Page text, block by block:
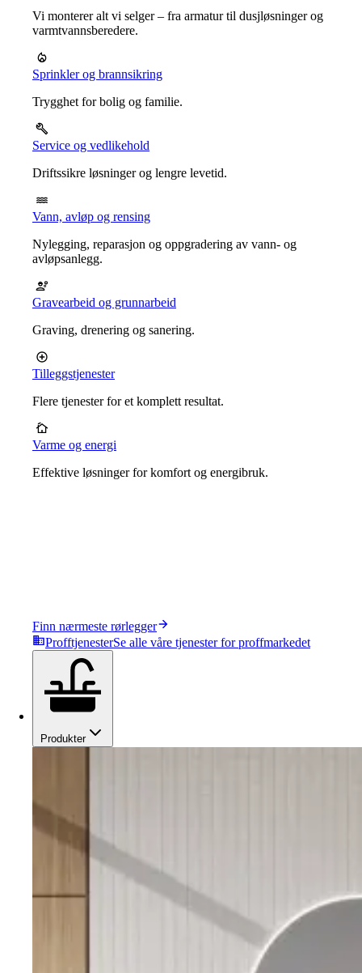
Vi monterer alt vi selger – fra armatur til dusjløsninger og
varmtvannsberedere.
Sprinkler og brannsikring
Trygghet for bolig og familie.
Service og vedlikehold
Driftssikre løsninger og lengre levetid.
Vann, avløp og rensing
Nylegging, reparasjon og oppgradering av vann- og
avløpsanlegg.
Gravearbeid og grunnarbeid
Graving, drenering og sanering.
Tilleggstjenester
Flere tjenester for et komplett resultat.
Varme og energi
Effektive løsninger for komfort og energibruk.
Finn nærmeste rørlegger
ProfftjenesterSe alle våre tjenester for proffmarkedet
Produkter